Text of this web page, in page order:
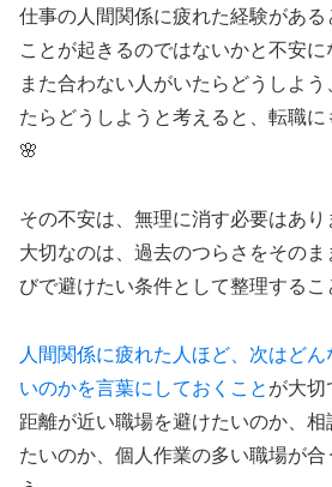
仕事の人間関係に疲れた経験があ
ことが起きるのではないかと不安に
また合わない人がいたらどうしよ
たらどうしようと考えると、転職
🌸
その不安は、無理に消す必要はあり
大切なのは、過去のつらさをその
びで避けたい条件として整理するこ
人間関係に疲れた人ほど、次はど
いのかを言葉にしておくこと が大切
距離が近い職場を避けたいのか、
たいのか、個人作業の多い職場が合